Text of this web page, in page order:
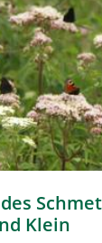
Klein